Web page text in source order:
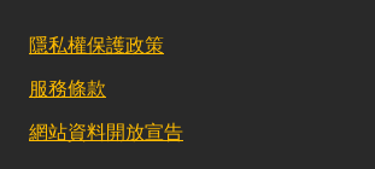
隱私權保護政策
服務條款
網站資料開放宣告